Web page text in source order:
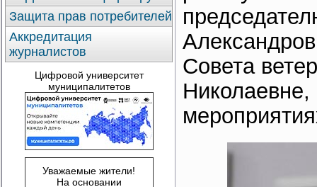
Совета
Николаевне,
Защита прав потребителей
Аккредитация
журналистов
Цифровой университет
муниципалитетов
Уважаемые жители!
На основании